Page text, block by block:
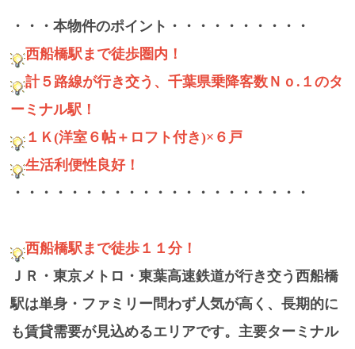
・・・本物件のポイント・・・・・・・・・・
西船橋駅まで徒歩圏内！
計５路線が行き交う、千葉県乗降客数Ｎｏ.１のタ
ーミナル駅！
１Ｋ(洋室６帖＋ロフト付き)×６戸
生活利便性良好！
・・・・・・・・・・・・・・・・・・・・・
西船橋駅まで徒歩１１分！
ＪＲ・東京メトロ・東葉高速鉄道が行き交う西船橋
駅は単身・ファミリー問わず人気が高く、長期的に
も賃貸需要が見込めるエリアです。主要ターミナル